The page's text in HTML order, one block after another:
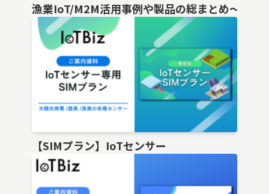
漁業IoT/M2M活用事例や製品の総まとめ〜
【SIMプラン】IoTセンサー